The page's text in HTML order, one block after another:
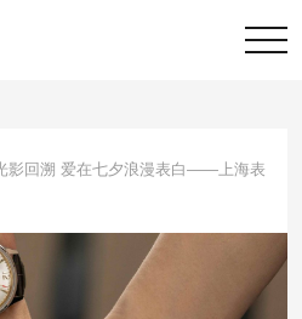
影回溯 爱在七夕浪漫表白——上海表